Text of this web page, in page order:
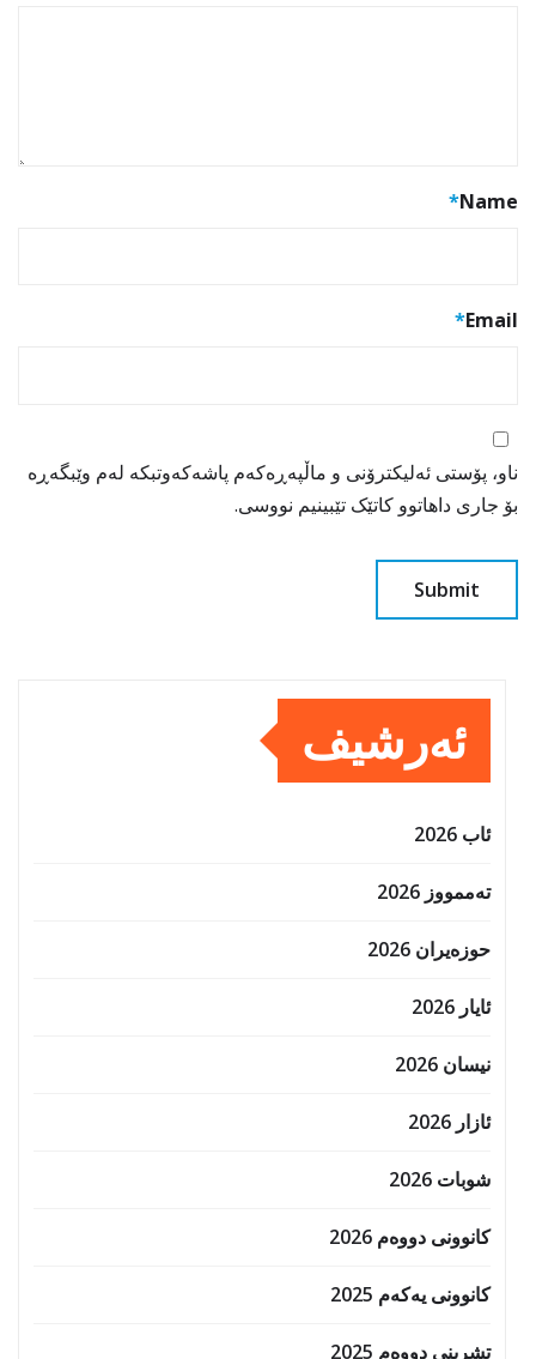
Name
*
Email
*
ناو، پۆستی ئەلیکترۆنی و ماڵپەڕەکەم پاشەکەوتبکە لەم وێبگەڕە
بۆ جاری داهاتوو کاتێک تێبینیم نووسی.
ئەرشیف
ئاب 2026
تەممووز 2026
حوزه‌یران 2026
ئایار 2026
نیسان 2026
ئازار 2026
شوبات 2026
کانوونی دووەم 2026
کانوونی یەکەم 2025
تشرینی دووەم 2025